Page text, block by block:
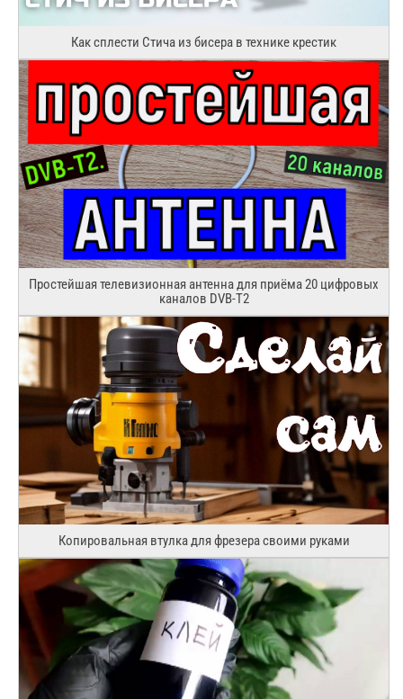
Как сплести Стича из бисера в технике крестик
Простейшая телевизионная антенна для приёма 20 цифровых
каналов DVB-T2
Копировальная втулка для фрезера своими руками